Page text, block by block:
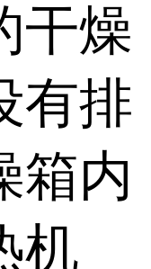
干燥
有排
箱内
机